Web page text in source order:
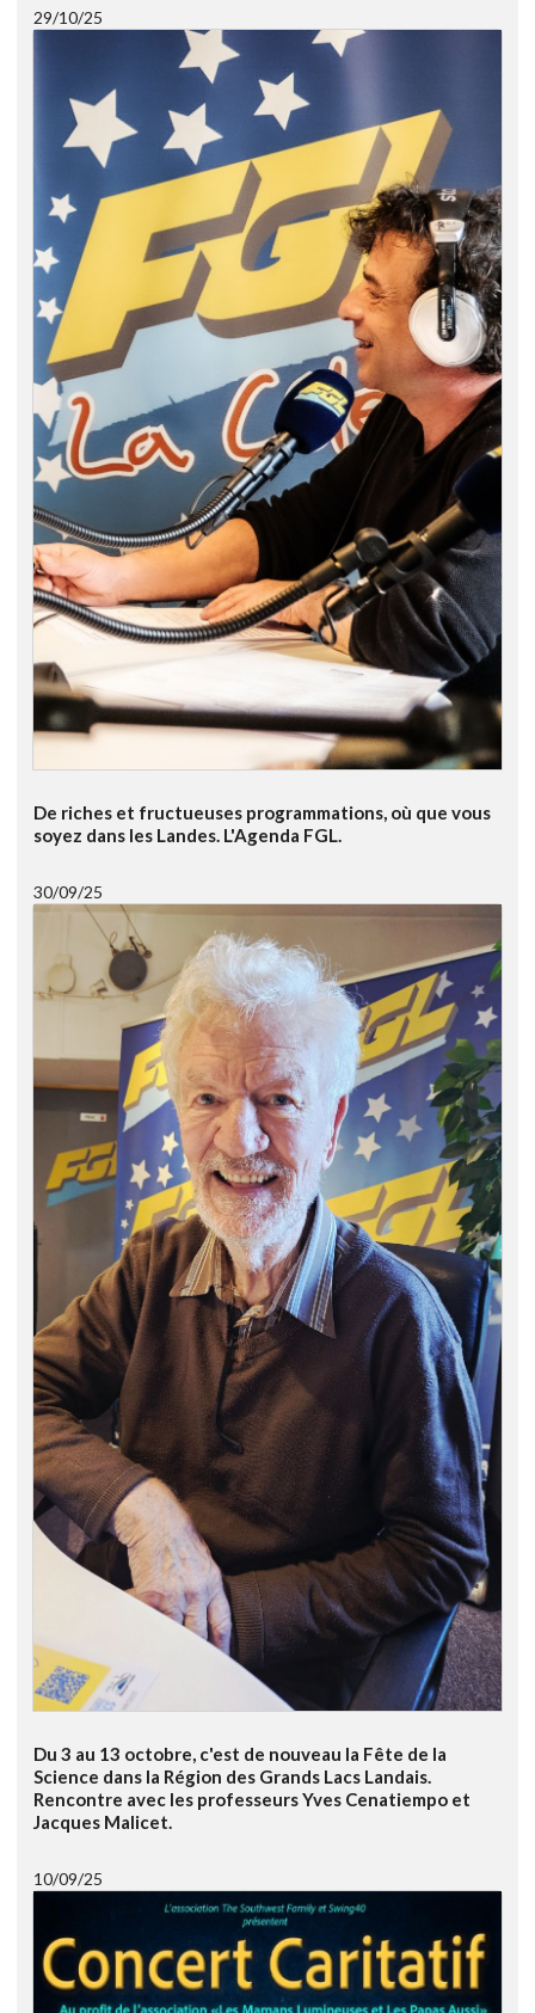
29/10/25
De riches et fructueuses programmations, où que vous
soyez dans les Landes. L'Agenda FGL.
30/09/25
Du 3 au 13 octobre, c'est de nouveau la Fête de la
Science dans la Région des Grands Lacs Landais.
Rencontre avec les professeurs Yves Cenatiempo et
Jacques Malicet.
10/09/25